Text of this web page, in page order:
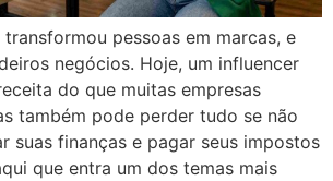
pessoas em marcas, e
negócios. Hoje, um influencer
do que muitas empresas
também pode perder tudo se não
suas finanças e pagar seus impostos
que entra um dos temas mais